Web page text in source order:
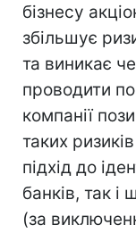
бізнесу
збільшує
та виникає
проводити
компанії
таких
підхід до
банків, так і
(за